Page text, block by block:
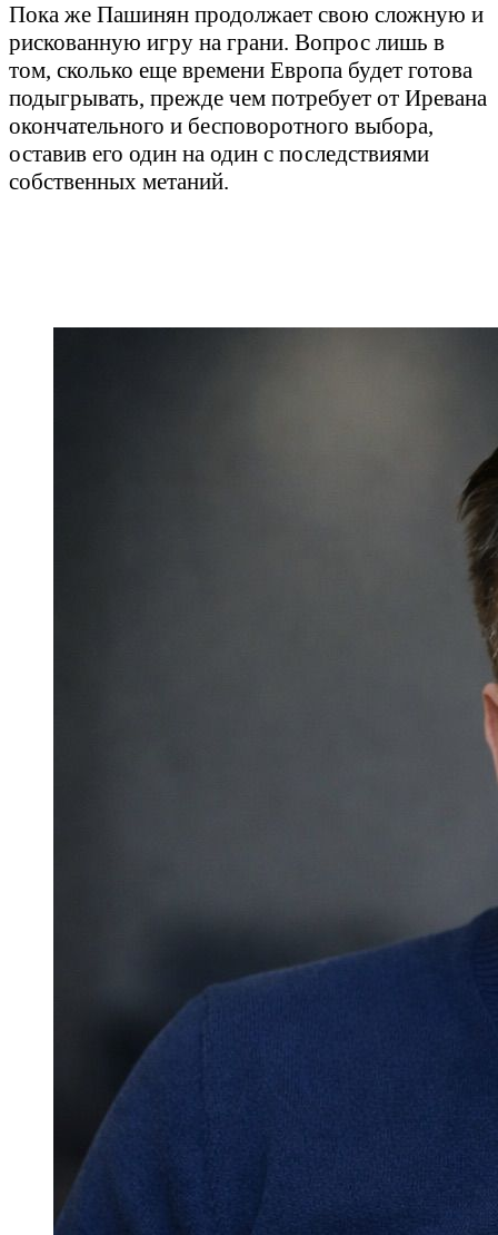
Пока же Пашинян продолжает свою сложную и
рискованную игру на грани. Вопрос лишь в
том, сколько еще времени Европа будет готова
подыгрывать, прежде чем потребует от Иревана
окончательного и бесповоротного выбора,
оставив его один на один с последствиями
собственных метаний.